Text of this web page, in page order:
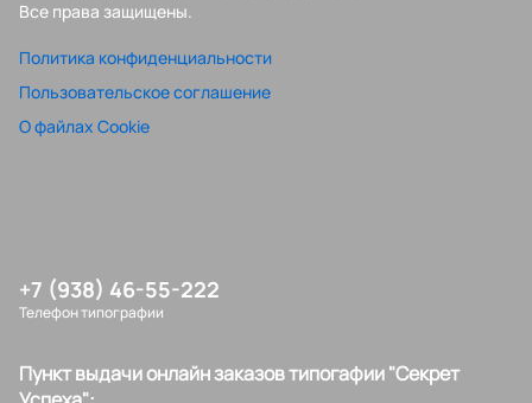
Все права защищены.
Политика конфиденциальности
Пользовательское соглашение
О файлах Cookie
+7 (938) 46-55-222
Телефон типографии
Пункт выдачи онлайн заказов типогафии "Секрет